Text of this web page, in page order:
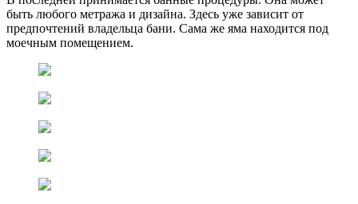
быть любого метража и дизайна. Здесь уже зависит от
предпочтений владельца бани. Сама же яма находится под
моечным помещением.